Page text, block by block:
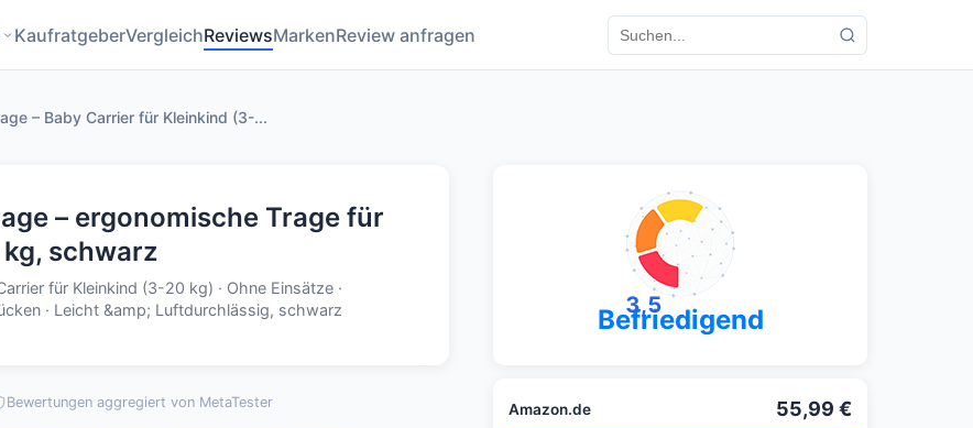
KaufratgeberVergleichReviewsMarkenReview anfragen
– Baby Carrier für Kleinkind (3-...
– ergonomische Trage für
schwarz
für Kleinkind (3-20 kg) · Ohne Einsätze ·
· Leicht &amp; Luftdurchlässig, schwarz
Bewertungen aggregiert von MetaTester
3,5
Befriedigend
Amazon.de 55,99 €